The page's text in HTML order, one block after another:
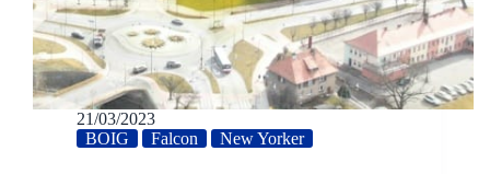
21/03/2023
BOIG
Falcon New Yorker